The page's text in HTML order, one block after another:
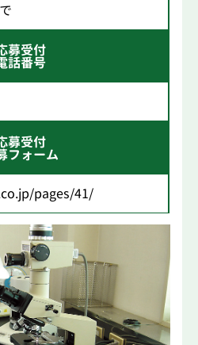
募受付
話番号
募受付
フォーム
pages/41/